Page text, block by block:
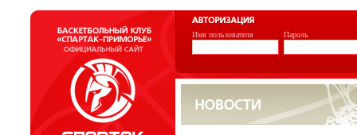
Имя пользователя Пароль